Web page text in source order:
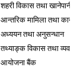
शहरी विकास तथा खानेपानी
आन्तरिक मामिला तथा
अध्ययन तथा अनुसन्धान
तथ्याङ्क विकास तथा
आयोजना बैंक